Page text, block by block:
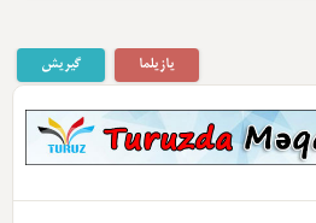
گیریش یازیلما